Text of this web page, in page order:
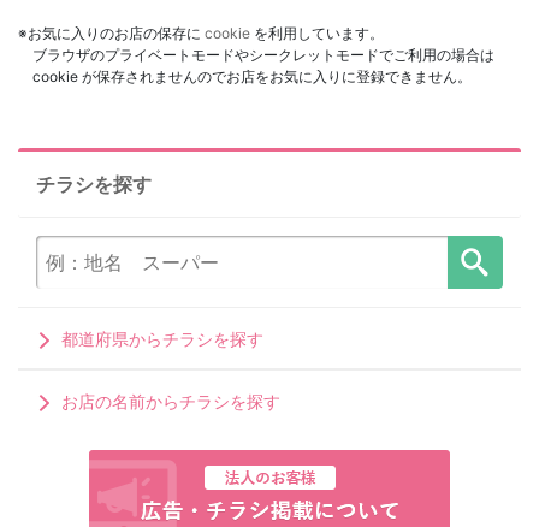
※お気に入りのお店の保存に cookie を利用しています。
ブラウザのプライベートモードやシークレットモードでご利用の場合は
cookie が保存されませんのでお店をお気に入りに登録できません。
チラシを探す
都道府県からチラシを探す
お店の名前からチラシを探す